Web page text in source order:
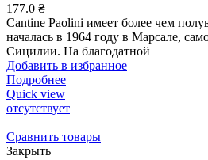
177.0 ₴
Cantine Paolini имеет более чем
началась в 1964 году в Марсале,
Сицилии. На благодатной
Добавить в избранное
Подробнее
Quick view
отсутствует
Сравнить товары
Закрыть